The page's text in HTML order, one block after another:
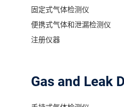
固定式气体检测仪
便携式气体和泄漏检测仪
注册仪器
Gas and Leak